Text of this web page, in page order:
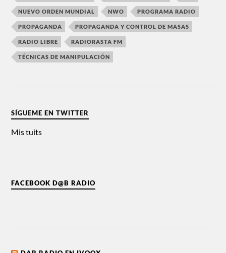
NUEVO ORDEN MUNDIAL NWO PROGRAMA RADIO
PROPAGANDA PROPAGANDA Y CONTROL DE MASAS
RADIO LIBRE RADIORASTA FM
TÉCNICAS DE MANIPULACIÓN
SÍGUEME EN TWITTER
Mis tuits
FACEBOOK D@B RADIO